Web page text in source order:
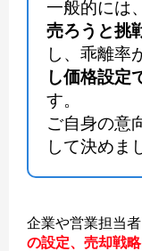
一般的には
売ろうと挑
し、乖離率
し価格設定
す。
ご自身の意
して決めま
企業や営業担当者
の設定、売却戦